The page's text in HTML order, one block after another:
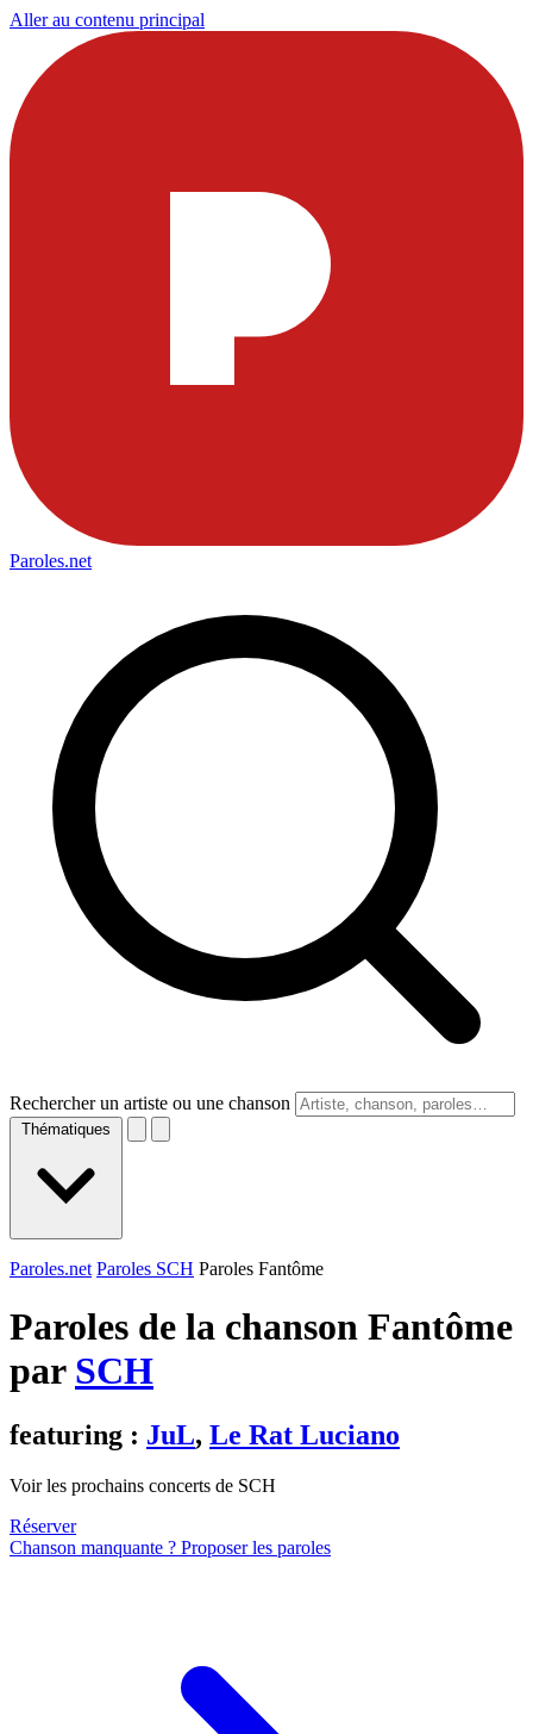
Aller au contenu principal
Paroles.net
Rechercher un artiste ou une chanson
Thématiques
Paroles.net Paroles SCH Paroles Fantôme
Paroles de la chanson Fantôme
par SCH
featuring : JuL, Le Rat Luciano
Voir les prochains concerts de SCH
Réserver
Chanson manquante ? Proposer les paroles